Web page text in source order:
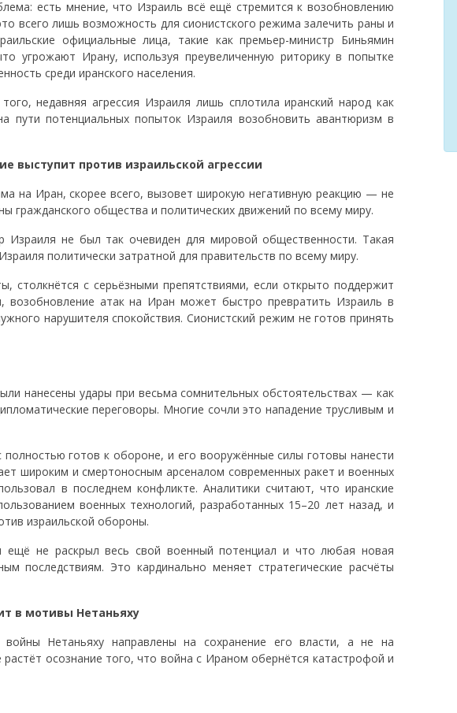
есть мнение, что Израиль всё ещё стремится к возобновлению
всего лишь возможность для сионистского режима залечить раны и
официальные лица, такие как премьер-министр Биньямин
угрожают Ирану, используя преувеличенную риторику в попытке
среди иранского населения.
недавняя агрессия Израиля лишь сплотила иранский народ как
пути потенциальных попыток Израиля возобновить авантюризм в
выступит против израильской агрессии
на Иран, скорее всего, вызовет широкую негативную реакцию — не
гражданского общества и политических движений по всему миру.
Израиля не был так очевиден для мировой общественности. Такая
политически затратной для правительств по всему миру.
с серьёзными препятствиями, если открыто поддержит
возобновление атак на Иран может быстро превратить Израиль в
нарушителя спокойствия. Сионистский режим не готов принять
нанесены удары при весьма сомнительных обстоятельствах — как
переговоры. Многие сочли это нападение трусливым и
готов к обороне, и его вооружённые силы готовы нанести
широким и смертоносным арсеналом современных ракет и военных
в последнем конфликте. Аналитики считают, что иранские
военных технологий, разработанных 15–20 лет назад, и
израильской обороны.
ещё не раскрыл весь свой военный потенциал и что любая новая
последствиям. Это кардинально меняет стратегические расчёты
в мотивы Нетаньяху
Нетаньяху направлены на сохранение его власти, а не на
осознание того, что война с Ираном обернётся катастрофой и